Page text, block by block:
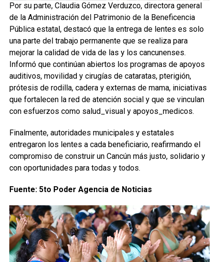
Por su parte, Claudia Gómez Verduzco, directora general
de la Administración del Patrimonio de la Beneficencia
Pública estatal, destacó que la entrega de lentes es solo
una parte del trabajo permanente que se realiza para
mejorar la calidad de vida de las y los cancunenses.
Informó que continúan abiertos los programas de apoyos
auditivos, movilidad y cirugías de cataratas, pterigión,
prótesis de rodilla, cadera y externas de mama, iniciativas
que fortalecen la red de atención social y que se vinculan
con esfuerzos como salud_visual y apoyos_medicos.
Finalmente, autoridades municipales y estatales
entregaron los lentes a cada beneficiario, reafirmando el
compromiso de construir un Cancún más justo, solidario y
con oportunidades para todas y todos.
Fuente: 5to Poder Agencia de Noticias